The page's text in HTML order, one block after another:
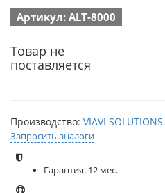
Артикул: ALT-8000
Товар не
поставляется
Производство: VIAVI SOLUTIONS
Запросить аналоги
Гарантия: 12 мес.